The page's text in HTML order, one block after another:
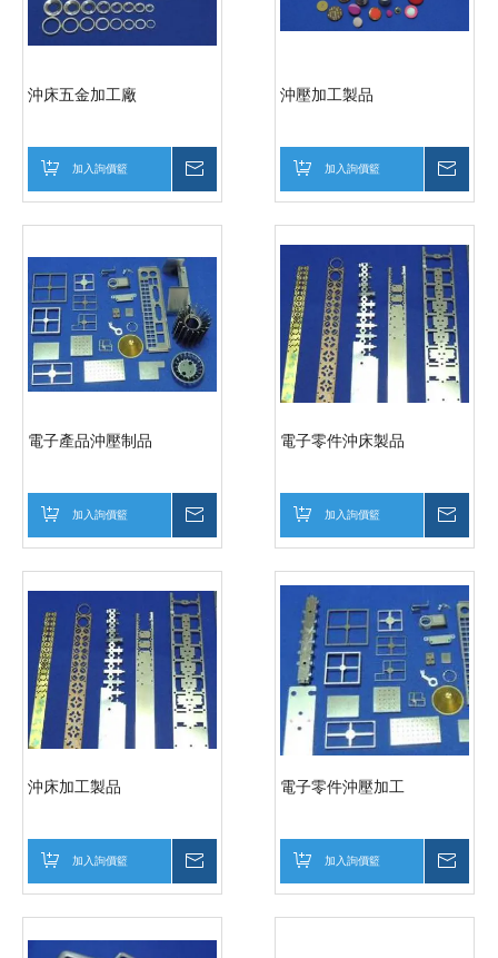
沖床五金加工廠
加入詢價籃
沖壓加工製品
加入詢價籃
電子產品沖壓制品
加入詢價籃
電子零件沖床製品
加入詢價籃
沖床加工製品
加入詢價籃
電子零件沖壓加工
加入詢價籃